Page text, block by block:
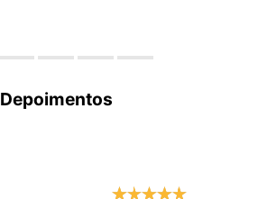
Depoimentos